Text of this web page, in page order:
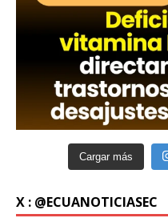
Cargar más
X : @ECUANOTICIASEC